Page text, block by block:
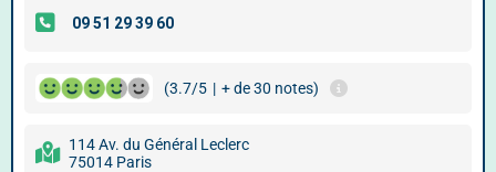
(3.7/5 | + de 30 notes)
114 Av. du Général Leclerc
75014 Paris